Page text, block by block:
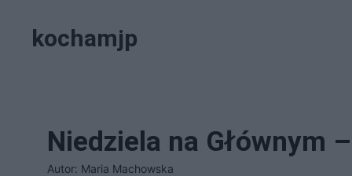
kochamjp
Niedziela na Głównym
Autor: Maria Machowska